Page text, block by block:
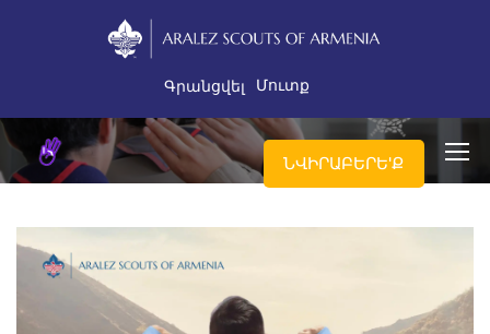
Գրանցվել Մուտք
ՆՎԻՐԱԲԵՐԵ'Ք